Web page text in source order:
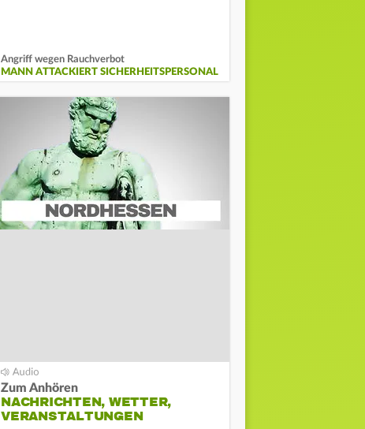
Angriff wegen Rauchverbot
MANN ATTACKIERT SICHERHEITSPERSONAL
Zum Anhören
NACHRICHTEN, WETTER,
VERANSTALTUNGEN